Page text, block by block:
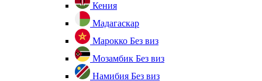
Кения
Мадагаскар
Марокко Без виз
Мозамбик Без виз
Намибия Без виз